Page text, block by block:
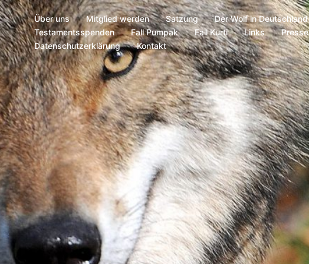
Über uns Mitglied werden Satzung Der Wolf in Deutschland
Testamentsspenden
Fall Pumpak Fall Kurti Links Presse
Datenschutzerklärung
Kontakt